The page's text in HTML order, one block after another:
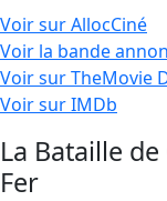
Voir sur AllocCiné
Voir la bande
Voir sur TheMovie
Voir sur IMDb
La Bataille
Fer